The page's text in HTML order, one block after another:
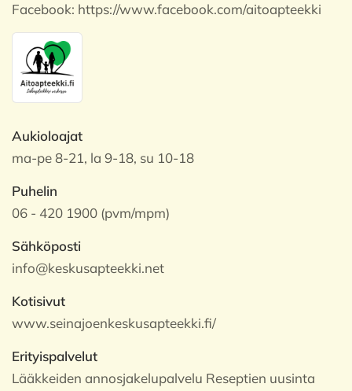
Facebook: https://www.facebook.com/aitoapteekki
Aukioloajat
ma-pe 8-21, la 9-18, su 10-18
Puhelin
06 - 420 1900 (pvm/mpm)
Sähköposti
info@keskusapteekki.net
Kotisivut
www.seinajoenkeskusapteekki.fi/
Erityispalvelut
Lääkkeiden annosjakelupalvelu Reseptien uusinta